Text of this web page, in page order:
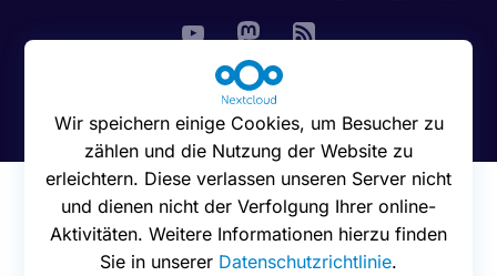
© 2016 - 2026 Nextcloud GmbH
Wir speichern einige Cookies, um Besucher zu
zählen und die Nutzung der Website zu
erleichtern. Diese verlassen unseren Server nicht
und dienen nicht der Verfolgung Ihrer online-
Aktivitäten. Weitere Informationen hierzu finden
Sie in unserer Datenschutzrichtlinie.